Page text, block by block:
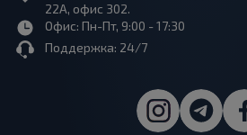
22А, офис 302.
Офис: Пн-Пт, 9:00 - 17:30
Поддержка: 24/7